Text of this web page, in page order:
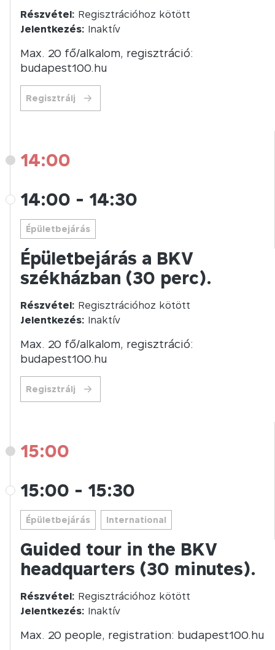
Részvétel: Regisztrációhoz kötött
Jelentkezés: Inaktív
Max. 20 fő/alkalom, regisztráció:
budapest100.hu
Regisztrálj
14:00
14:00 - 14:30
Épületbejárás
Épületbejárás a BKV
székházban (30 perc).
Részvétel: Regisztrációhoz kötött
Jelentkezés: Inaktív
Max. 20 fő/alkalom, regisztráció:
budapest100.hu
Regisztrálj
15:00
15:00 - 15:30
Épületbejárás International
Guided tour in the BKV
headquarters (30 minutes).
Részvétel: Regisztrációhoz kötött
Jelentkezés: Inaktív
Max. 20 people, registration: budapest100.hu